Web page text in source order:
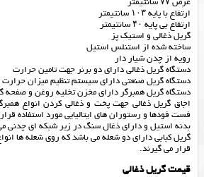
ارتفاع با پایه ۱۰۳ سانتیمتر
ارتفاع بی پایه ۴۰ سانتیمتر
گریل ذغالی و استیک پز
ساخته شده از استنلس استیل
رویه از چدن شیار دار
دستگاه گریل ذغالی دارای دو برنر جهت تامین حرارت
دستگاه گریل صنعتی دارای سیستم تنظیم میزان حرارت
دستگاه گریل همبرگر دارای مخزن تخلیه روغن و صفحه
اجاق گریل ذغالی جهت پخت و ذغالی کردن انواع
فست فودها و رستوران های ایتالیایی مورد استفاده
بدنه استیل و دارای ذغال سنگ در زیر شبکه ای چدنی
گریل کبابی دارای دو شعله می باشد که روی شعله ها
قرار می گیرند.
قیمت گریل ذغالی